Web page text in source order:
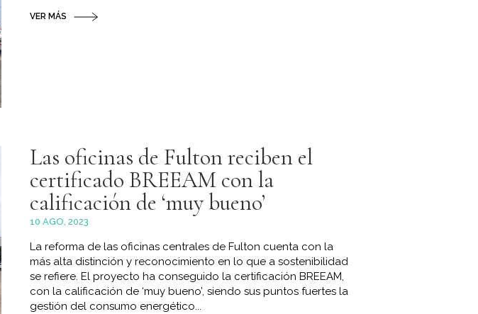
VER MÁS
Las oficinas de Fulton reciben el
certificado BREEAM con la
calificación de ‘muy bueno’
10 AGO, 2023
La reforma de las oficinas centrales de Fulton cuenta con la
más alta distinción y reconocimiento en lo que a sostenibilidad
se refiere. El proyecto ha conseguido la certificación BREEAM,
con la calificación de ‘muy bueno’, siendo sus puntos fuertes la
gestión del consumo energético...